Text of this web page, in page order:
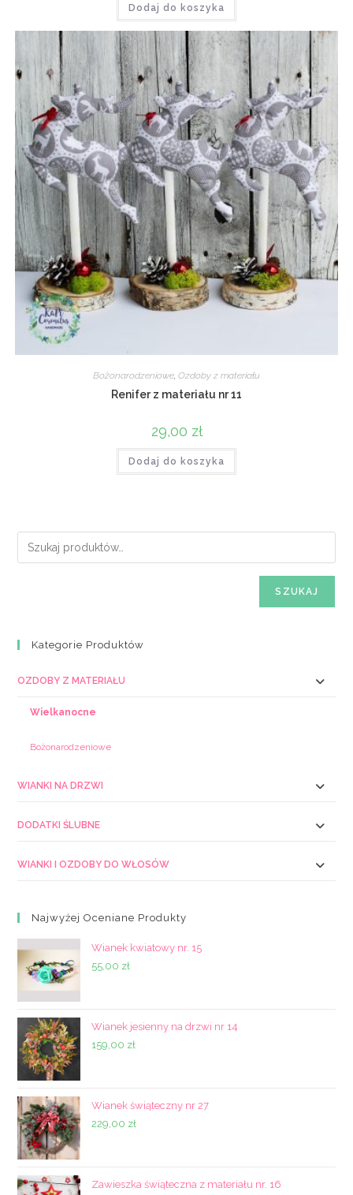
Dodaj do koszyka
Bożonarodzeniowe, Ozdoby z materiału
Renifer z materiału nr 11
29,00 zł
Dodaj do koszyka
SZUKAJ
Kategorie Produktów
OZDOBY Z MATERIAŁU
Wielkanocne
Bożonarodzeniowe
WIANKI NA DRZWI
DODATKI ŚLUBNE
WIANKI I OZDOBY DO WŁOSÓW
Najwyżej Oceniane Produkty
Wianek kwiatowy nr. 15
55,00 zł
Wianek jesienny na drzwi nr 14
159,00 zł
Wianek świąteczny nr 27
229,00 zł
Zawieszka świąteczna z materiału nr. 16